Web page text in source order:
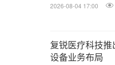
2026-08-04 17:00
复锐医疗科技
设备业务布局